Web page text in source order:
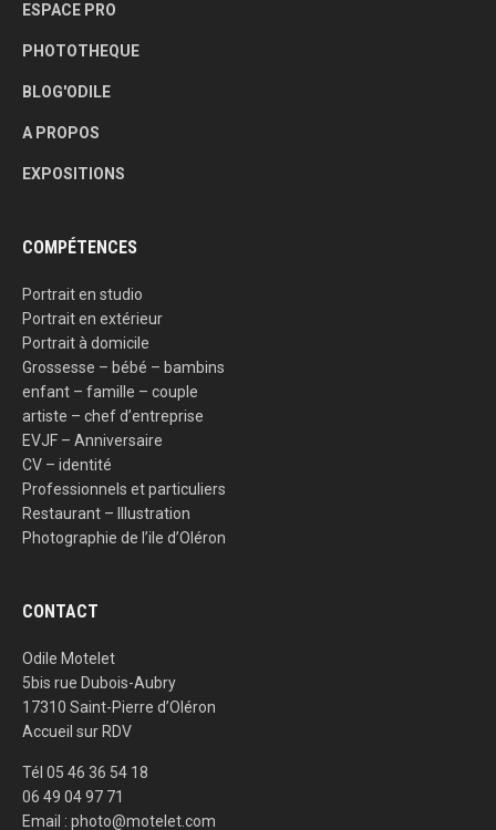
ESPACE PRO
PHOTOTHEQUE
BLOG'ODILE
A PROPOS
EXPOSITIONS
COMPÉTENCES
Portrait en studio
Portrait en extérieur
Portrait à domicile
Grossesse – bébé – bambins
enfant – famille – couple
artiste – chef d’entreprise
EVJF – Anniversaire
CV – identité
Professionnels et particuliers
Restaurant – Illustration
Photographie de l’ile d’Oléron
CONTACT
Odile Motelet
5bis rue Dubois-Aubry
17310 Saint-Pierre d’Oléron
Accueil sur RDV
Tél 05 46 36 54 18
06 49 04 97 71
Email : photo@motelet.com